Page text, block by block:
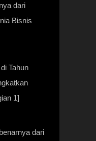
dari
Bisnis
Tahun
1]
dari